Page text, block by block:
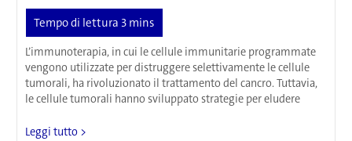
L’immunoterapia, in cui le cellule immunitarie programmate
vengono utilizzate per distruggere selettivamente le cellule
tumorali, ha rivoluzionato il trattamento del cancro. Tuttavia,
le cellule tumorali hanno sviluppato strategie per eludere
Come
Leggi tutto >